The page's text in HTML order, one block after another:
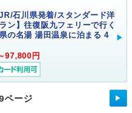
石川県発着/スタンダード洋
ン】往復阪九フェリーで行く
の名湯 湯田温泉に泊まる 4
97,800円
ページ ▶